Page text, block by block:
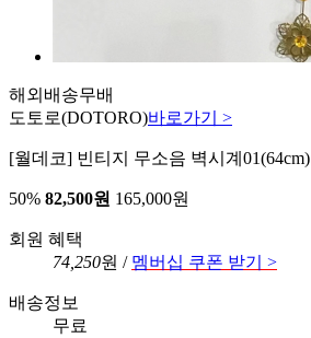
해외배송무배
도토로(DOTORO)바로가기 >
[월데코] 빈티지 무소음 벽시계01(64cm)
50% 82,500원 165,000원
회원 혜택
74,250원 / 멤버십 쿠폰 받기 >
배송정보
무료